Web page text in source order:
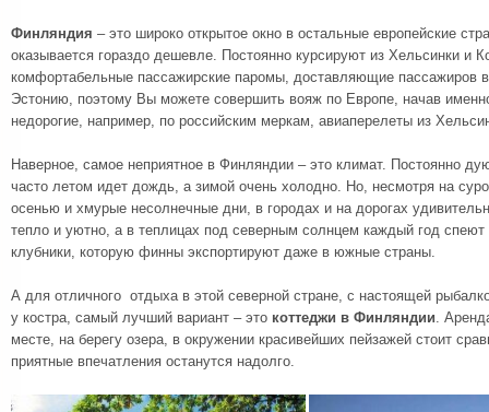
Финляндия – это широко открытое окно в остальные европейские
оказывается гораздо дешевле. Постоянно курсируют из Хельсинки и
комфортабельные пассажирские паромы, доставляющие
Эстонию, поэтому Вы можете совершить вояж по Европе, начав
недорогие, например, по российским меркам, авиаперелеты из
Наверное, самое неприятное в Финляндии – это климат. Постоянно
часто летом идет дождь, а зимой очень холодно. Но, несмотря на
осенью и хмурые несолнечные дни, в городах и на дорогах
тепло и уютно, а в теплицах под северным солнцем каждый год
клубники, которую финны экспортируют даже в южные страны.
А для отличного отдыха в этой северной стране, с настоящей
у костра, самый лучший вариант – это коттеджи в Финляндии.
месте, на берегу озера, в окружении красивейших пейзажей стоит
приятные впечатления останутся надолго.